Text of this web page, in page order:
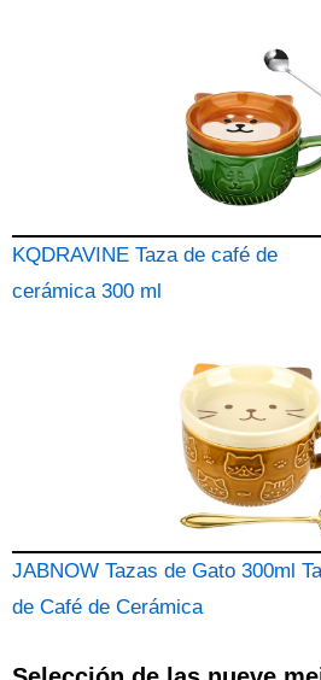
KQDRAVINE Taza de café de
cerámica 300 ml
JABNOW Tazas de Gato 300ml
de Café de Cerámica